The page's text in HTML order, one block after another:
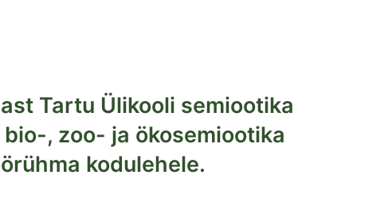
Tartu Ülikooli semiootika
bio-, zoo- ja ökosemiootika
kodulehele.